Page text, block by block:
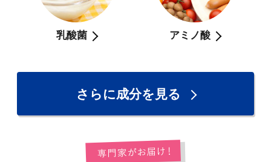
乳酸菌 アミノ酸
さらに成分を見る